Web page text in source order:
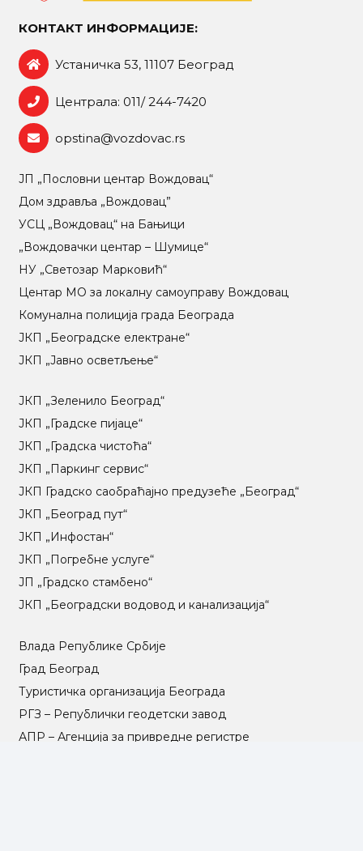
КОНТАКТ ИНФОРМАЦИЈЕ:
Устаничка 53, 11107 Београд
Централа: 011/ 244-7420
opstina@vozdovac.rs
ЈП „Пословни центар Вождовац“
Дом здравља „Вождовац”
УСЦ „Вождовац“ на Бањици
„Вождовачки центар – Шумице“
НУ „Светозар Марковић“
Центар МO за локалну самоуправу Вождовац
Комунална полиција града Београда
ЈКП „Београдске електране“
ЈКП „Јавно осветљење“
ЈКП „Зеленило Београд“
ЈКП „Градске пијаце“
ЈКП „Градска чистоћа“
ЈКП „Паркинг сервис“
ЈКП Градско саобраћајно предузеће „Београд“
ЈКП „Београд пут“
ЈКП „Инфостан“
ЈКП „Погребне услуге“
ЈП „Градско стамбено“
ЈКП „Београдски водовод и канализација“
Влада Републике Србије
Град Београд
Туристичка организација Београда
РГЗ – Републички геодетски завод
АПР – Агенција за привредне регистре